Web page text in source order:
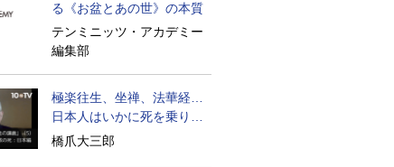
る《お盆とあの世》の本質
テンミニッツ・アカデミー
編集部
極楽往生、坐禅、法華経…
日本人はいかに死を乗り越
えるか
橋爪大三郎